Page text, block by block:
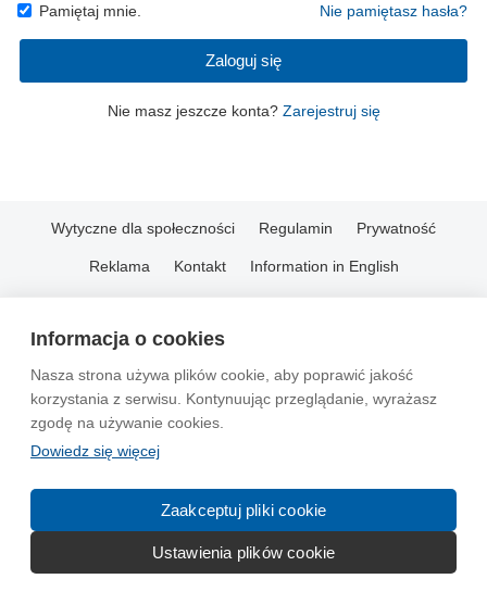
Informacja o cookies
Nasza strona używa plików cookie, aby poprawić jakość
korzystania z serwisu. Kontynuując przeglądanie, wyrażasz
zgodę na używanie cookies.
Dowiedz się więcej
Zaakceptuj pliki cookie
Ustawienia plików cookie
Pamiętaj mnie. Nie pamiętasz hasła?
Zaloguj się
Nie masz jeszcze konta? Zarejestruj się
Wytyczne dla społeczności Regulamin Prywatność
Reklama Kontakt Information in English